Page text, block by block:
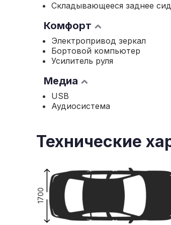
Складывающееся заднее
Комфорт
Электропривод зеркал
Бортовой компьютер
Усилитель руля
Медиа
USB
Аудиосистема
Технические
1700